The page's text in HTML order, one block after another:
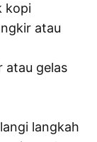
kopi
atau
atau gelas
langkah